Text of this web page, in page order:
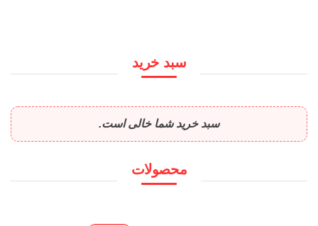
سبد خرید
سبد خرید شما خالی است.
محصولات